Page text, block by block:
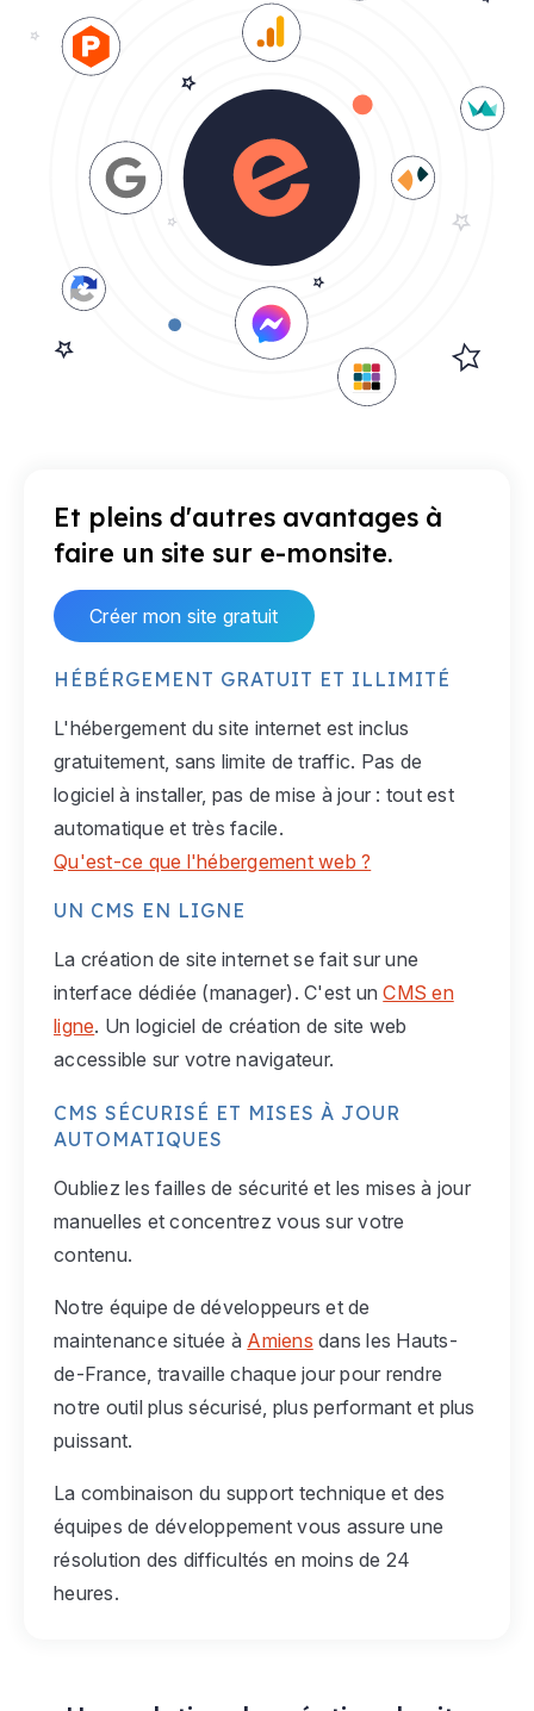
Et pleins d'autres avantages à
faire un site sur e-monsite.
Créer mon site gratuit
HÉBÉRGEMENT GRATUIT ET ILLIMITÉ
L'hébergement du site internet est inclus
gratuitement, sans limite de traffic. Pas de
logiciel à installer, pas de mise à jour : tout est
automatique et très facile.
Qu'est-ce que l'hébergement web ?
UN CMS EN LIGNE
La création de site internet se fait sur une
interface dédiée (manager). C'est unCMS en
ligne. Un logiciel de création de site web
accessible sur votre navigateur.
CMS SÉCURISÉ ET MISES À JOUR
AUTOMATIQUES
Oubliez les failles de sécurité et les mises à jour
manuelles et concentrez vous sur votre
contenu.
Notre équipe de développeurs et de
maintenance située à Amiens dans les Hauts-
de-France, travaille chaque jour pour rendre
notre outil plus sécurisé, plus performant et plus
puissant.
La combinaison du support technique et des
équipes de développement vous assure une
résolution des difficultés en moins de 24
heures.